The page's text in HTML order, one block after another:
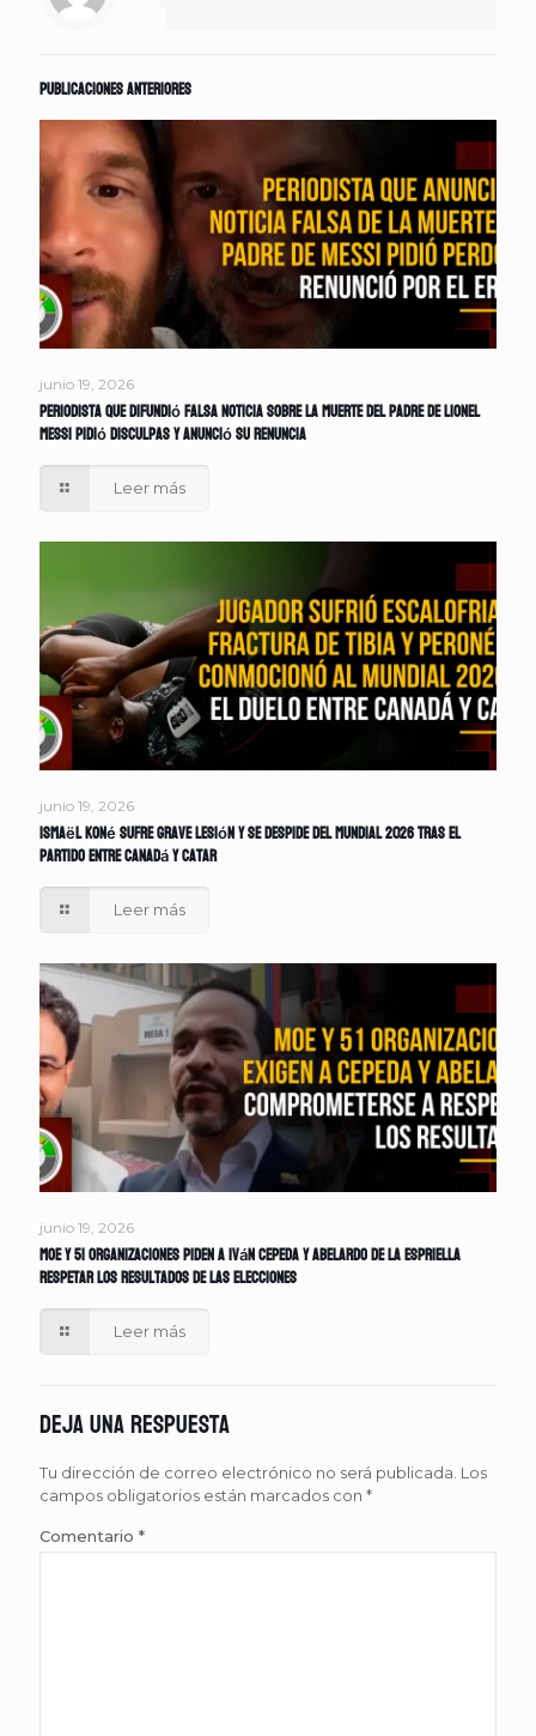
Publicaciones anteriores
junio 19, 2026
Periodista que difundió falsa noticia sobre la muerte del padre de Lionel
Messi pidió disculpas y anunció su renuncia
Leer más
junio 19, 2026
Ismaël Koné sufre grave lesión y se despide del Mundial 2026 tras el
partido entre Canadá y Catar
Leer más
junio 19, 2026
MOE y 51 organizaciones piden a Iván Cepeda y Abelardo de la Espriella
respetar los resultados de las elecciones
Leer más
Deja una respuesta
Tu dirección de correo electrónico no será publicada. Los
campos obligatorios están marcados con *
Comentario *